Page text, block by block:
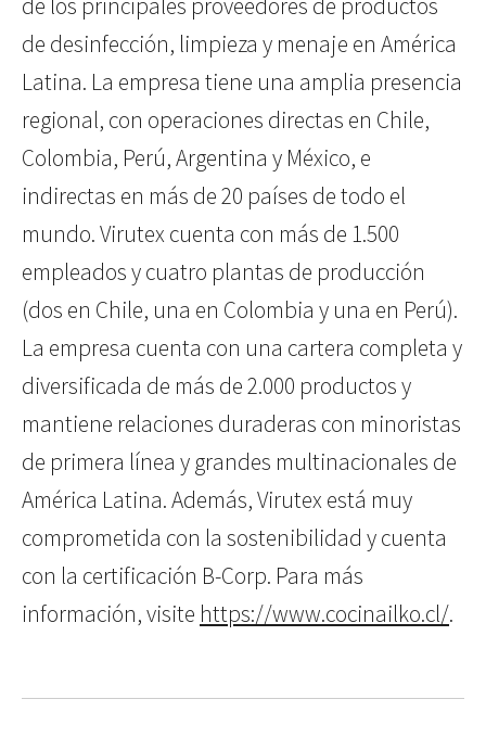
de los principales proveedores de productos
de desinfección, limpieza y menaje en América
Latina. La empresa tiene una amplia presencia
regional, con operaciones directas en Chile,
Colombia, Perú, Argentina y México, e
indirectas en más de 20 países de todo el
mundo. Virutex cuenta con más de 1.500
empleados y cuatro plantas de producción
(dos en Chile, una en Colombia y una en Perú).
La empresa cuenta con una cartera completa y
diversificada de más de 2.000 productos y
mantiene relaciones duraderas con minoristas
de primera línea y grandes multinacionales de
América Latina. Además, Virutex está muy
comprometida con la sostenibilidad y cuenta
con la certificación B-Corp. Para más
información, visite https://www.cocinailko.cl/.